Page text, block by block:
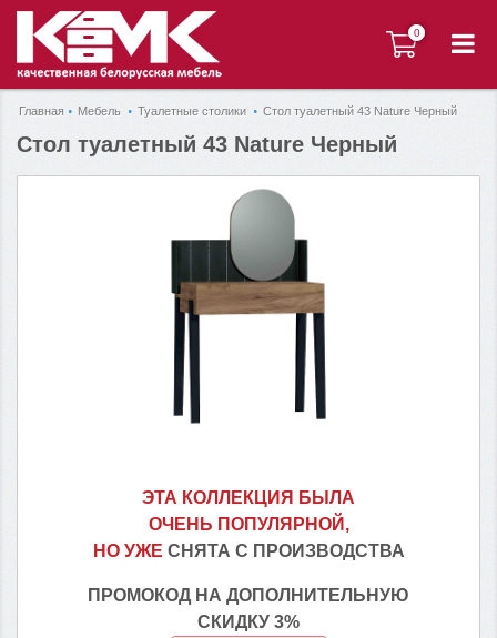
0
0
Главная Мебель Туалетные столики Стол туалетный 43 Nature Черный
Стол туалетный 43 Nature Черный
ЭТА КОЛЛЕКЦИЯ БЫЛА
ОЧЕНЬ ПОПУЛЯРНОЙ,
НО УЖЕ СНЯТА С ПРОИЗВОДСТВА
ПРОМОКОД НА ДОПОЛНИТЕЛЬНУЮ
СКИДКУ 3%